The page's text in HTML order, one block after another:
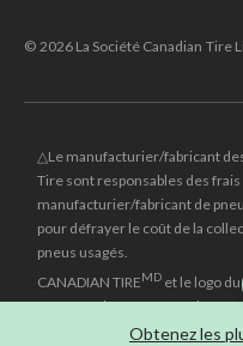
Obtenez les
© 2026 La Société Canadian Tire
△Le manufacturier/fabricant
Tire sont responsables des
manufacturier/fabricant de
pour défrayer le coût de la
pneus usagés.
CANADIAN TIREMD et le logo
marques de commerce